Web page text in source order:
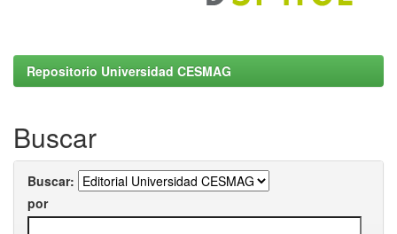
Repositorio Universidad CESMAG
Buscar
Buscar:
por